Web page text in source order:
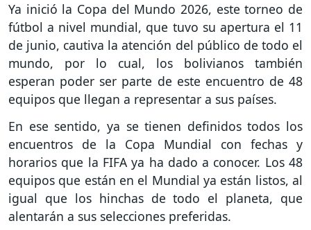
Ya inició la Copa del Mundo 2026, este torneo de
fútbol a nivel mundial, que tuvo su apertura el 11
de junio, cautiva la atención del público de todo el
mundo, por lo cual, los bolivianos también
esperan poder ser parte de este encuentro de 48
equipos que llegan a representar a sus países.
En ese sentido, ya se tienen definidos todos los
encuentros de la Copa Mundial con fechas y
horarios que la FIFA ya ha dado a conocer. Los 48
equipos que están en el Mundial ya están listos, al
igual que los hinchas de todo el planeta, que
alentarán a sus selecciones preferidas.